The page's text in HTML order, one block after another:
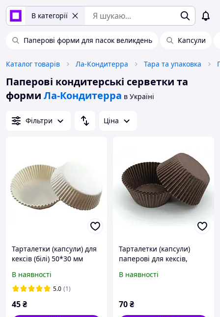
В категорії
Паперові форми для пасок великдень Капсули
Каталог товарів Ла-Кондитерра Тара та упаковка
Паперові кондитерські серветки та
форми Ла-Кондитерра в Україні
Фільтри Ціна
Тарталетки (капсули) для
кексів (білі) 50*30 мм
В наявності
5.0 (1)
45₴
Тарталетки (капсули)
паперові для кексів,
50*30
В наявності
70₴